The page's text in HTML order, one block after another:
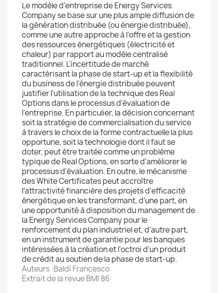
Le modèle d'entreprise de Energy Services
Company se base sur une plus ample diffusion de
la génération distribuée (ou énergie distribuée),
comme une autre approche à l'offre et la gestion
des ressources énergétiques (électricité et
chaleur) par rapport au modèle centralisé
traditionnel. L'incertitude de marché
caractérisant la phase de start-up et la flexibilité
du business de l'énergie distribuée peuvent
justifier l'utilisation de la technique des Real
Options dans le processus d'évaluation de
l'entreprise. En particulier, la décision concernant
soit la stratégie de commercialisation du service
à travers le choix de la forme contractuelle la plus
opportune, soit la technologie dont il faut se
doter, peut être traitée comme un problème
typique de Real Options, en sorte d'améliorer le
processus d'évaluation. En outre, le mécanisme
des White Certificates peut accroître
l'attractivité financière des projets d'efficacité
énergétique en les transformant, d'une part, en
une opportunité à disposition du management de
la Energy Services Company pour le
renforcement du plan industriel et, d'autre part,
en un instrument de garantie pour les banques
intéressées à la création et l'octroi d'un produit
de crédit au soutien de la phase de start-up.
Auteurs :Baldi Francesco
Extrait de la revue BMI 86